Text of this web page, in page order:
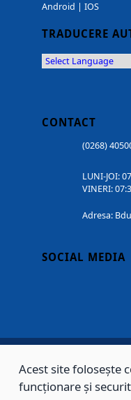
Android | IOS
TRADUCERE
CONTACT
(0268)
LUNI-JOI:
VINERI:
Adresa:
SOCIAL MEDIA
Copyright © 2002 - 2026 -
Acest site folosește
funcționare și